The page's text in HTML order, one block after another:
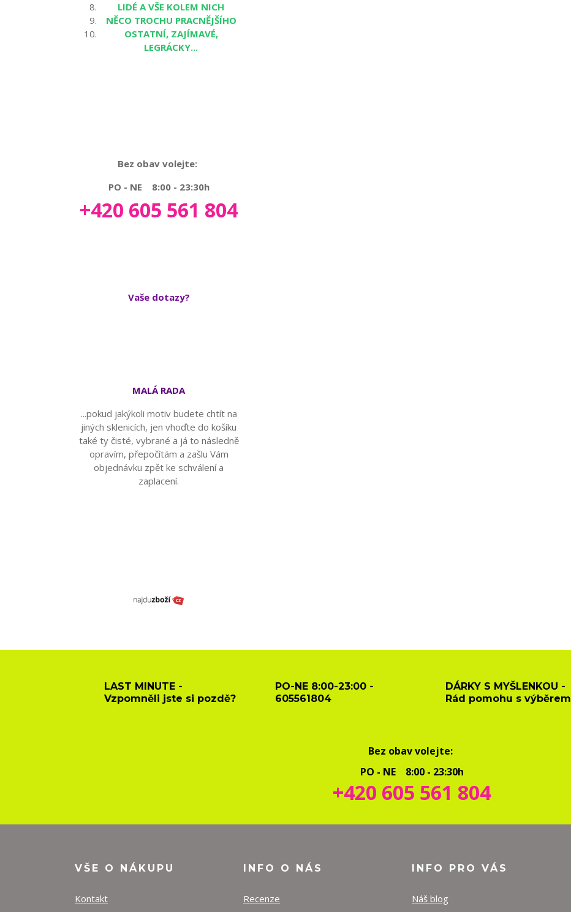
LIDÉ A VŠE KOLEM NICH
NĚCO TROCHU PRACNĚJŠÍHO
OSTATNÍ, ZAJÍMAVÉ,
LEGRÁCKY...
Bez obav volejte:
PO - NE 8:00 - 23:30h
+420 605 561 804
Vaše dotazy?
MALÁ RADA
...pokud jakýkoli motiv budete chtít na
jiných sklenicích, jen vhoďte do košíku
také ty čisté, vybrané a já to následně
opravím, přepočítám a zašlu Vám
objednávku zpět ke schválení a
zaplacení.
LAST MINUTE -
Vzpomněli jste si pozdě?
PO-NE 8:00-23:00 -
605561804
DÁRKY S MYŠLENKOU -
Rád pomohu s výběrem
Bez obav volejte:
PO - NE 8:00 - 23:30h
+420 605 561 804
VŠE O NÁKUPU
Kontakt
INFO O NÁS
Recenze
INFO PRO VÁS
Náš blog